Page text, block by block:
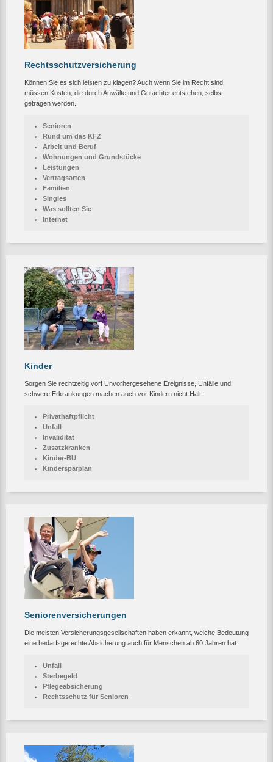
Rechtsschutzversicherung
Können Sie es sich leisten zu klagen? Auch wenn Sie im Recht sind,
müssen Kosten, die durch Anwälte und Gutachter entstehen, selbst
getragen werden.
Senioren
Rund um das KFZ
Arbeit und Beruf
Wohnungen und Grundstücke
Leistungen
Vertragsarten
Familien
Singles
Was sollten Sie
Internet
Kinder
Sorgen Sie rechtzeitig vor! Unvorhergesehene Ereignisse, Unfälle und
schwere Erkrankungen machen auch vor Kindern nicht Halt.
Privathaftpflicht
Unfall
Invalidität
Zusatzkranken
Kinder-BU
Kindersparplan
Seniorenversicherungen
Die meisten Versicherungsgesellschaften haben erkannt, welche Bedeutung
eine bedarfsgerechte Absicherung auch für Menschen ab 60 Jahren hat.
Unfall
Sterbegeld
Pflegeabsicherung
Rechtsschutz für Senioren